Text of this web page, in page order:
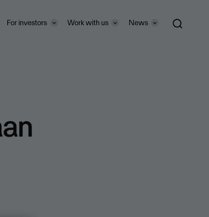
For investors Work with us News